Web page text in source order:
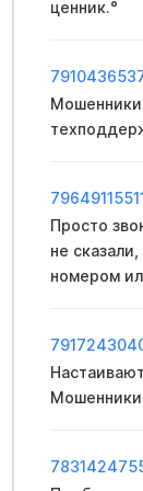
ценник.°
Просто
не
номером